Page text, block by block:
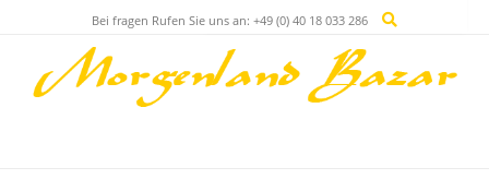
Bei fragen Rufen Sie uns an: +49 (0) 40 18 033 286